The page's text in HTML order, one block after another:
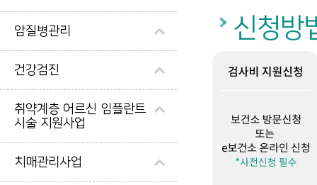
암질병관리
건강검진
취약계층 어르신 임플란트
시술 지원사업
치매관리사업
신청방